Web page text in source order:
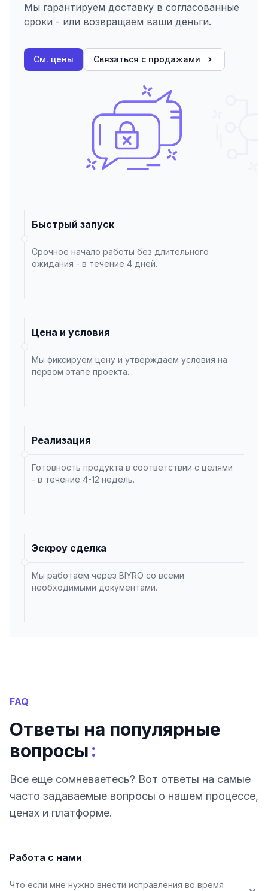
Мы гарантируем доставку в согласованные
сроки - или возвращаем ваши деньги.
См. цены Связаться с продажами
Быстрый запуск
Срочное начало работы без длительного
ожидания - в течение 4 дней.
Цена и условия
Мы фиксируем цену и утверждаем условия на
первом этапе проекта.
Реализация
Готовность продукта в соответствии с целями
- в течение 4-12 недель.
Эскроу сделка
Мы работаем через BIYRO со всеми
необходимыми документами.
FAQ
Ответы на популярные
вопросы:
Все еще сомневаетесь? Вот ответы на самые
часто задаваемые вопросы о нашем процессе,
ценах и платформе.
Работа с нами
Что если мне нужно внести исправления во время